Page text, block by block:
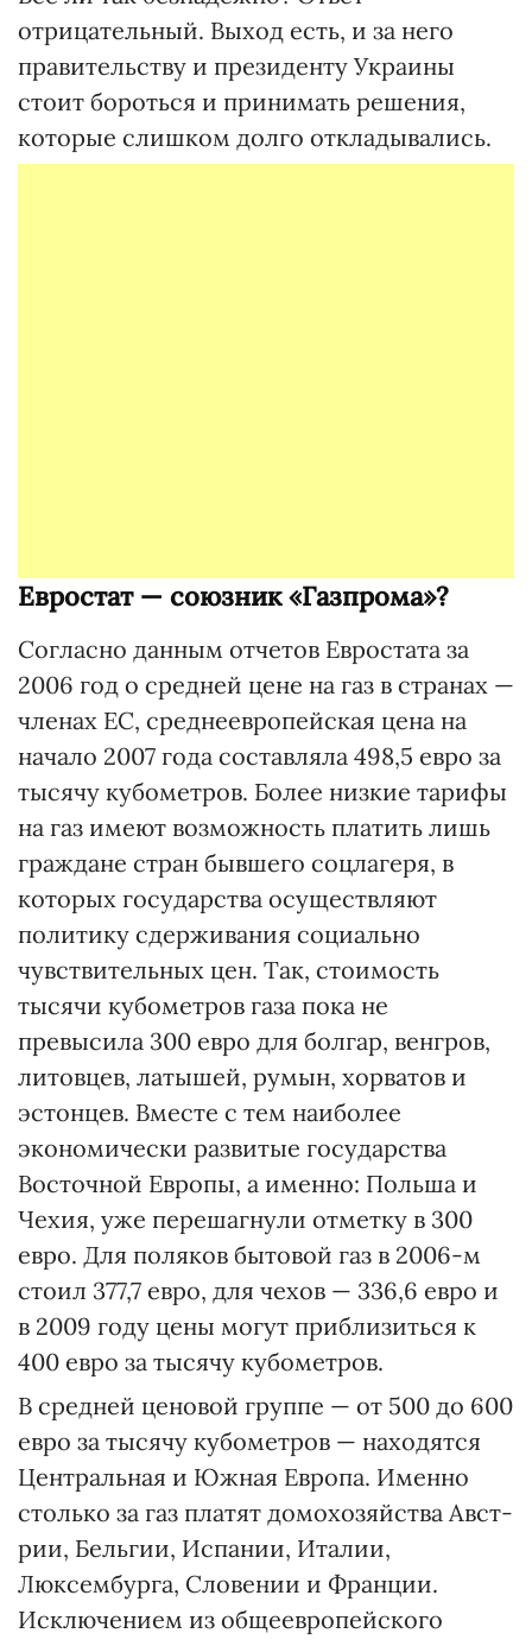
отрицательный. Выход есть, и за него
правительству и президенту Украины
стоит бороться и принимать решения,
которые слишком долго откладывались.
Евростат — союзник «Газпрома»?
Согласно данным отчетов Евростата за
2006 год о средней цене на газ в странах —
членах ЕС, среднеевропейская цена на
начало 2007 года составляла 498,5 евро за
тысячу кубометров. Более низкие тарифы
на газ имеют возможность платить лишь
граждане стран бывшего соцлагеря, в
которых государства осуществляют
политику сдерживания социально
чувствительных цен. Так, стоимость
тысячи кубометров газа пока не
превысила 300 евро для болгар, венгров,
литовцев, латышей, румын, хорватов и
эстонцев. Вместе с тем наи­более
экономически развитые государства
Восточной Европы, а именно: Польша и
Чехия, уже перешагнули отметку в 300
евро. Для поляков бытовой газ в 2006-м
стоил 377,7 евро, для чехов — 336,6 евро и
в 2009 году цены могут приблизиться к
400 евро за тысячу кубометров.
В средней ценовой группе — от 500 до 600
евро за тысячу кубометров — находятся
Центральная и Южная Европа. Именно
столько за газ платят домохозяйства Авст­
рии, Бельгии, Испании, Италии,
Люксембурга, Словении и Фран­ции.
Исключением из общеевропейского